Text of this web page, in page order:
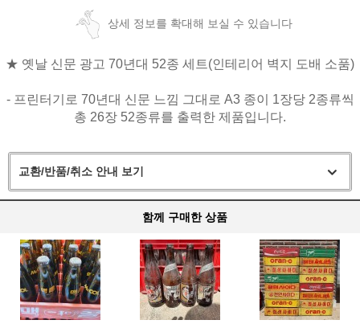
상세 정보를 확대해 보실 수 있습니다
★ 옛날 신문 광고 70년대 52종 세트(인테리어 벽지 도배 소품)
- 프린터기로 70년대 신문 느낌 그대로 A3 종이 1장당 2종류씩
총 26장 52종류를 출력한 제품입니다.
교환/반품/취소 안내 보기
함께 구매한 상품